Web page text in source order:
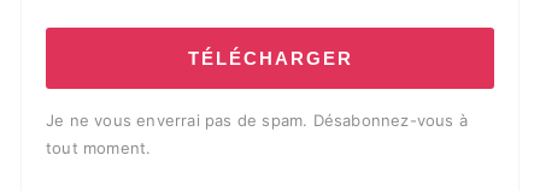
TÉLÉCHARGER
Je ne vous enverrai pas de spam. Désabonnez-vous à
tout moment.